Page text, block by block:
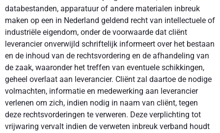
databestanden, apparatuur of andere materialen inbreuk
maken op een in Nederland geldend recht van intellectuele of
industriële eigendom, onder de voorwaarde dat cliënt
leverancier onverwijld schriftelijk informeert over het bestaan
en de inhoud van de rechtsvordering en de afhandeling van
de zaak, waaronder het treffen van eventuele schikkingen,
geheel overlaat aan leverancier. Cliënt zal daartoe de nodige
volmachten, informatie en medewerking aan leverancier
verlenen om zich, indien nodig in naam van cliënt, tegen
deze rechtsvorderingen te verweren. Deze verplichting tot
vrijwaring vervalt indien de verweten inbreuk verband houdt